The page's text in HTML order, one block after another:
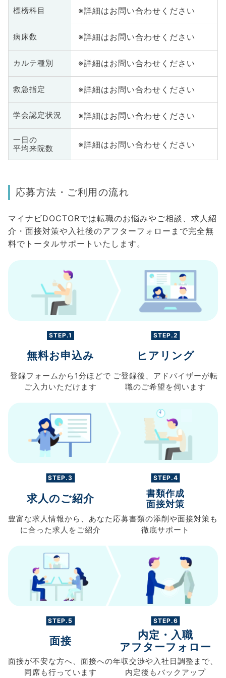
標榜科目 ※詳細はお問い合わせください
病床数 ※詳細はお問い合わせください
カルテ種別 ※詳細はお問い合わせください
救急指定 ※詳細はお問い合わせください
学会認定状況 ※詳細はお問い合わせください
一日の
平均来院数
※詳細はお問い合わせください
応募方法・ご利用の流れ
マイナビDOCTORでは転職のお悩みやご相談、求人紹
介・面接対策や入社後のアフターフォローまで完全無
料でトータルサポートいたします。
STEP.1
無料お申込み
登録フォームから 1分ほどで
ご入力 いただけます
STEP.2
ヒアリング
ご登録後、 アドバイザーが転
職のご希望を伺います
STEP.3
求人のご紹介
豊富な求人情報から、 あなた
に合った求人を ご紹介
STEP.4
書類作成
面接対策
応募書類の添削や面接対策も
徹底サポート
STEP.5
面接
面接が不安な方へ、 面接への
同席も行っています
STEP.6
内定・入職
アフターフォロー
年収交渉や入社日調整まで、
内定後もバックアップ